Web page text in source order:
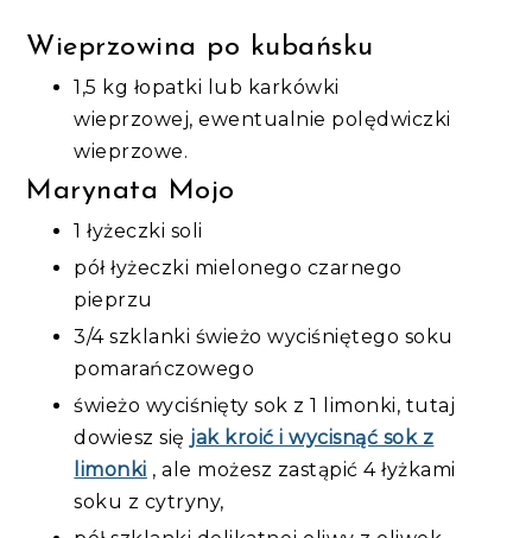
Wieprzowina po kubańsku
1,5 kg łopatki lub karkówki
wieprzowej, ewentualnie polędwiczki
wieprzowe.
Marynata Mojo
1 łyżeczki soli
pół łyżeczki mielonego czarnego
pieprzu
3/4 szklanki świeżo wyciśniętego soku
pomarańczowego
świeżo wyciśnięty sok z 1 limonki, tutaj
dowiesz się jak kroić i wycisnąć sok z
limonki , ale możesz zastąpić 4 łyżkami
soku z cytryny,